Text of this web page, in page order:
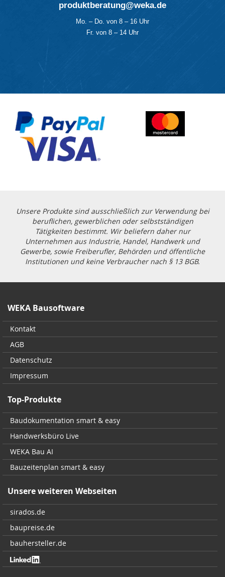
produktberatung@weka.de
Mo. – Do. von 8 – 16 Uhr
Fr. von 8 – 14 Uhr
Unsere Produkte sind ausschließlich zur Verwendung bei
beruflichen, gewerblichen oder selbstständigen
Tätigkeiten bestimmt. Wir beliefern daher nur
Unternehmen aus Industrie, Handel, Handwerk und
Gewerbe, sowie Freiberufler, Behörden und öffentliche
Institutionen und keine Verbraucher nach § 13 BGB.
WEKA Bausoftware
Kontakt
AGB
Datenschutz
Impressum
Top-Produkte
Baudokumentation smart & easy
Handwerksbüro Live
WEKA Bau AI
Bauzeitenplan smart & easy
Unsere weiteren Webseiten
sirados.de
baupreise.de
bauhersteller.de